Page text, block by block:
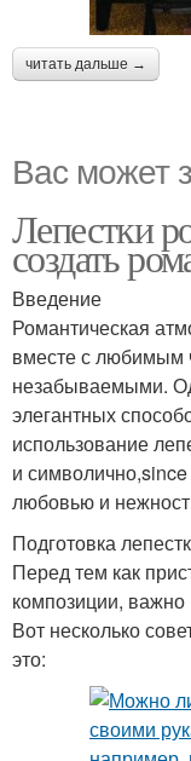
читать дальше →
Вас может
Лепестки
создать
Введение
Романтическая
вместе с любимым
незабываемыми.
элегантных
использование
и
любовью и
Подготовка
Перед тем как
композиции, важно
Вот несколько
это: